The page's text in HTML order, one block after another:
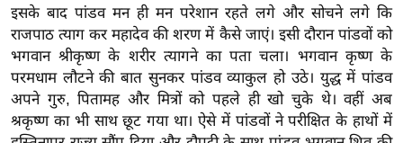
या
सा
हि
त्य
ज
ग
इसके बाद पांडव मन ही मन परेशान रहते लगे और सोचने लगे कि
राजपाठ त्याग कर महादेव की शरण में कैसे जाएं। इसी दौरान पांडवों को
भगवान श्रीकृष्ण के शरीर त्यागने का पता चला। भगवान कृष्ण के
परमधाम लौटने की बात सुनकर पांडव व्याकुल हो उठे। युद्ध में पांडव
अपने गुरु, पितामह और मित्रों को पहले ही खो चुके थे। वहीं अब
श्रकृष्ण का भी साथ छूट गया था। ऐसे में पांडवों ने परीक्षित के हाथों में